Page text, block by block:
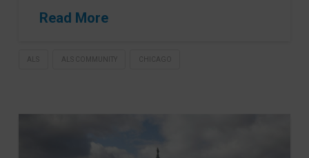
Read More
ALS ALS COMMUNITY CHICAGO